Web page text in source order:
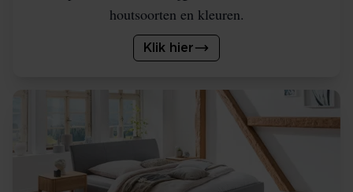
houtsoorten en kleuren.
Klik hier